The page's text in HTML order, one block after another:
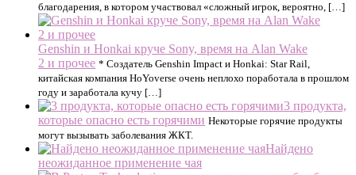
благодарения, в котором участвовал «сложный игрок, вероятно, […]
Genshin и Honkai круче Sony, время на Alan Wake
2 и прочее * Создатель Genshin Impact и Honkai: Star Rail,
китайская компания HoYoverse очень неплохо поработала в прошлом
году и заработала кучу […]
3 продукта,
которые опасно есть горячими Некоторые горячие продукты
могут вызывать заболевания ЖКТ.
Найдено
неожиданное применение чая